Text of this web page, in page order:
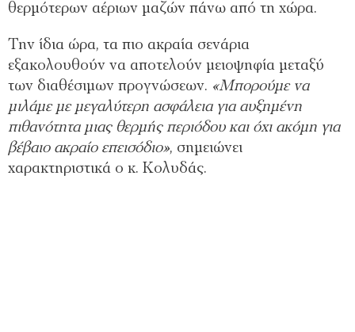
θερμότερων αέριων μαζών πάνω από τη χώρα.
Την ίδια ώρα, τα πιο ακραία σενάρια
εξακολουθούν να αποτελούν μειοψηφία μεταξύ
των διαθέσιμων προγνώσεων. «Μπορούμε να
μιλάμε με μεγαλύτερη ασφάλεια για αυξημένη
πιθανότητα μιας θερμής περιόδου και όχι ακόμη για
βέβαιο ακραίο επεισόδιο», σημειώνει
χαρακτηριστικά ο κ. Κολυδάς.